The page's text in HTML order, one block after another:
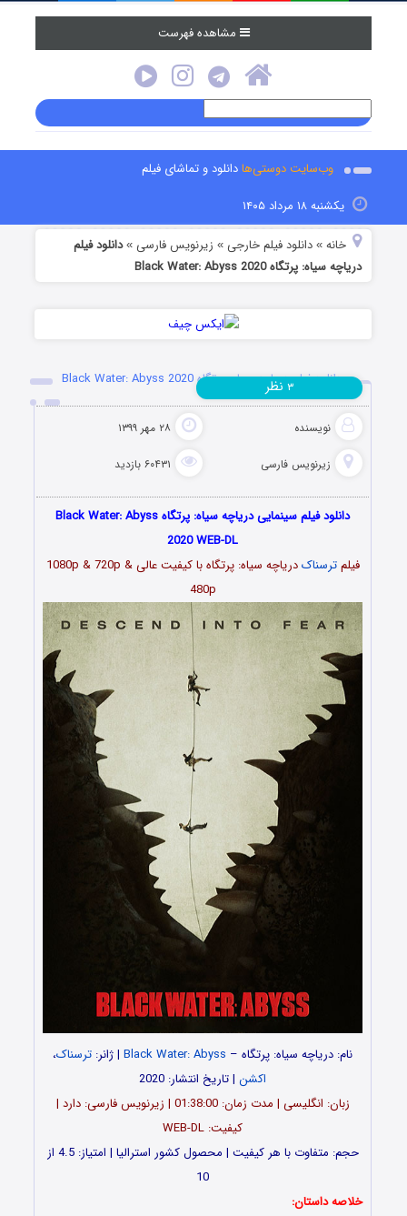
مشاهده فهرست
وب‌سایت دوستی‌هادانلود و تماشای فیلم
یکشنبه ۱۸ مرداد ۱۴۰۵
خانه »دانلود فیلم خارجی » زیرنویس فارسی »دانلود فیلم
دریاچه سیاه: پرتگاه Black Water: Abyss 2020
دانلود فیلم دریاچه سیاه: پرتگاه Black Water: Abyss 2020
نویسنده ۲۸ مهر ۱۳۹۹
زیرنویس فارسی ۶۰۴۳۱ بازدید
۳ نظر
دانلود فیلم سینمایی دریاچه سیاه: پرتگاه Black Water: Abyss
2020 WEB-DL
فیلمترسناک
دریاچه سیاه: پرتگاه با کیفیت عالی 1080p & 720p &
480p
نام: دریاچه سیاه: پرتگاه – Black Water: Abyss | ژانر: ترسناک،
اکشن | تاریخ انتشار: 2020
زبان: انگلیسی | مدت زمان: 01:38:00 | زیرنویس فارسی: دارد |
کیفیت: WEB-DL
حجم: متفاوت با هر کیفیت | محصول کشور استرالیا | امتیاز: 4.5 از
10
خلاصه داستان: